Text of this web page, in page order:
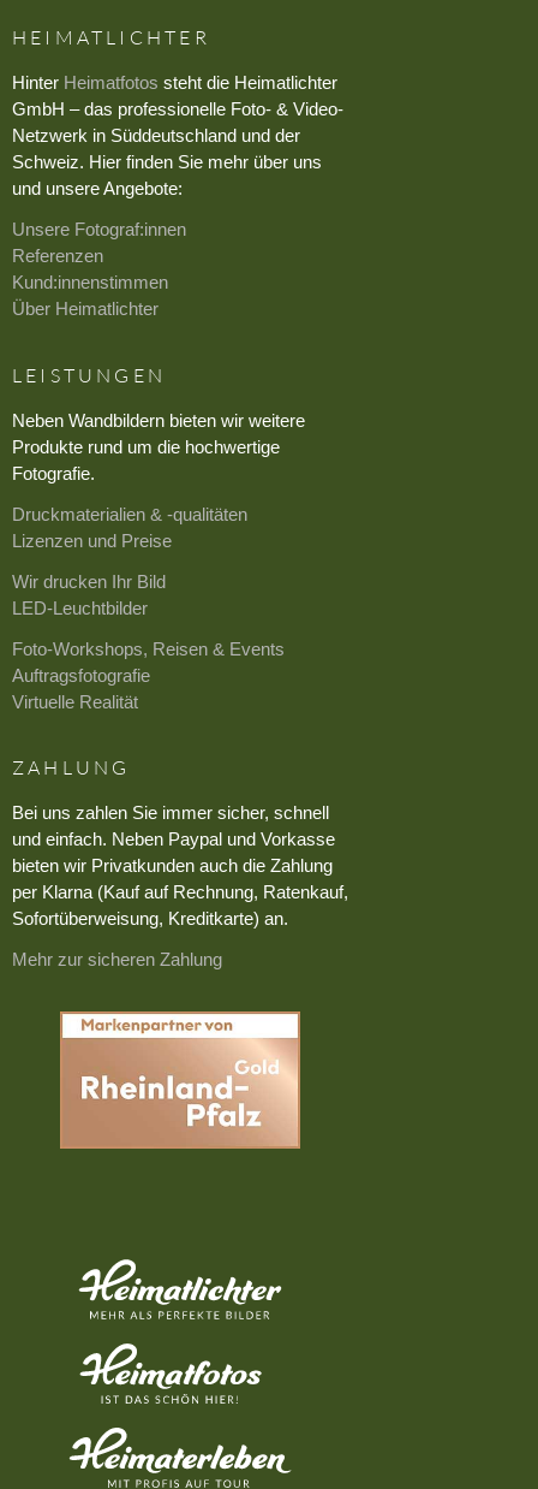
HEIMATLICHTER
Hinter Heimatfotos steht die Heimatlichter
GmbH – das professionelle Foto- & Video-
Netzwerk in Süddeutschland und der
Schweiz. Hier finden Sie mehr über uns
und unsere Angebote:
Unsere Fotograf:innen
Referenzen
Kund:innenstimmen
Über Heimatlichter
LEISTUNGEN
Neben Wandbildern bieten wir weitere
Produkte rund um die hochwertige
Fotografie.
Druckmaterialien & -qualitäten
Lizenzen und Preise
Wir drucken Ihr Bild
LED-Leuchtbilder
Foto-Workshops, Reisen & Events
Auftragsfotografie
Virtuelle Realität
ZAHLUNG
Bei uns zahlen Sie immer sicher, schnell
und einfach. Neben Paypal und Vorkasse
bieten wir Privatkunden auch die Zahlung
per Klarna (Kauf auf Rechnung, Ratenkauf,
Sofortüberweisung, Kreditkarte) an.
Mehr zur sicheren Zahlung